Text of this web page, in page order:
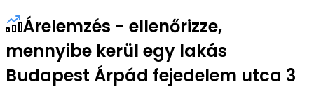
Árelemzés - ellenőrizze,
mennyibe kerül egy lakás
Budapest Árpád fejedelem utca 3